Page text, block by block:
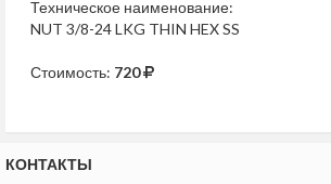
Техническое наименование:
NUT 3/8-24 LKG THIN HEX SS
Стоимость: 720
КОНТАКТЫ